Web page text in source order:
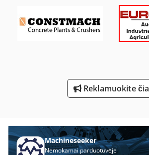
Ng 200
Tekinimo Su Skaitmeniniu Ekranu
Reklamuokite čia
Machineseeker
Nemokamai parduotuvėje